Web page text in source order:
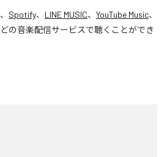
、 Spotify、 LINE MUSIC、 YouTube Music、
の音楽配信サービスで聴くことができ